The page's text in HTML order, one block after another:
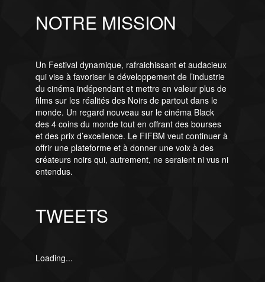
NOTRE MISSION
Un Festival dynamique, rafraichissant et audacieux
qui vise à favoriser le développement de l’industrie
du cinéma indépendant et mettre en valeur plus de
films sur les réalités des Noirs de partout dans le
monde. Un regard nouveau sur le cinéma Black
des 4 coins du monde tout en offrant des bourses
et des prix d’excellence. Le FIFBM veut continuer à
offrir une plateforme et à donner une voix à des
créateurs noirs qui, autrement, ne seraient ni vus ni
entendus.
TWEETS
Loading...